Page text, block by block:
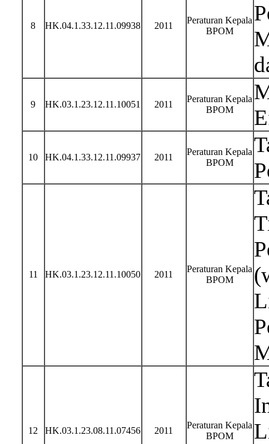
8 HK.04.1.33.12.11.09938 2011
Peraturan Kepala
BPOM
9 HK.03.1.23.12.11.10051 2011
Peraturan Kepala
BPOM
10 HK.04.1.33.12.11.09937 2011
Peraturan Kepala
BPOM
11 HK.03.1.23.12.11.10050 2011
Peraturan Kepala
BPOM
12 HK.03.1.23.08.11.07456 2011
Peraturan Kepala
BPOM